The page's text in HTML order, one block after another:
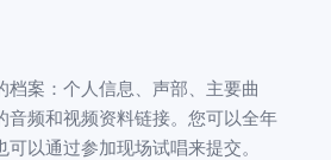
档案：个人信息、声部、主要曲
音频和视频资料链接。您可以全年
可以通过参加现场试唱来提交。